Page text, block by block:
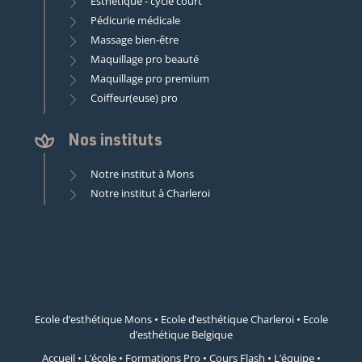
Pédicurie médicale
Massage bien-être
Maquillage pro beauté
Maquillage pro premium
Coiffeur(euse) pro
Nos instituts
Notre institut à Mons
Notre institut à Charleroi
Ecole d’esthétique Mons • Ecole d’esthétique Charleroi • Ecole
d’esthétique Belgique
Accueil • L’école • Formations Pro • Cours Flash • L’équipe •